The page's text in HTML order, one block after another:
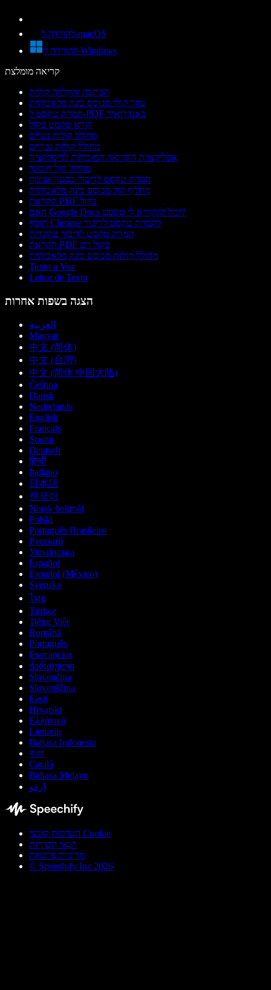
להורדה ל-macOS
להורדה ל-Windows
קריאה מומלצת
הכתבה והקלדה קולית
עוזר קולי מבוסס בינה מלאכותית
המרת טקסט ל-PDF באנדרואיד
קורא טקסט בקול
מחולל קולות נשיים
מחולל קולות גבריים
אפליקציות הקריאה המובילות לדיסלקציה
מחולל קול רובוטי
המרת טקסט לדיבור בסגנון אנימה
מחליף קול מבוסס בינה מלאכותית
הקראת PDF בקול
האם Google Docs יכול להקריא לי טקסט?
תוסף Chrome להמרת טקסט לדיבור
המרת טקסט לדיבור בהינדית
הקראת PDF בקול רם
מחולל קולות מבוסס בינה מלאכותית
Texto a Voz
Leitor de Texto
הצגה בשפות אחרות
العربية
Magyar
中文 (简体)
中文 (台灣)
中文 (简体 中国大陆)
Čeština
Dansk
Nederlands
English
Français
Suomi
Deutsch
हिन्दी
Italiano
日本語
한국어
Norsk bokmål
Polski
Português Brasileiro
Русский
Українська
Español
Español (México)
Svenska
ไทย
Türkçe
Tiếng Việt
Română
Português
Български
ქართული
Slovenčina
Slovenščina
Eesti
Hrvatski
Ελληνικά
Lietuvių
Bahasa Indonesia
বাংলা
Català
Bahasa Melayu
اردو
העדפות קובצי Cookie
תנאי השירות
מדיניות פרטיות
© Speechify Inc 2026